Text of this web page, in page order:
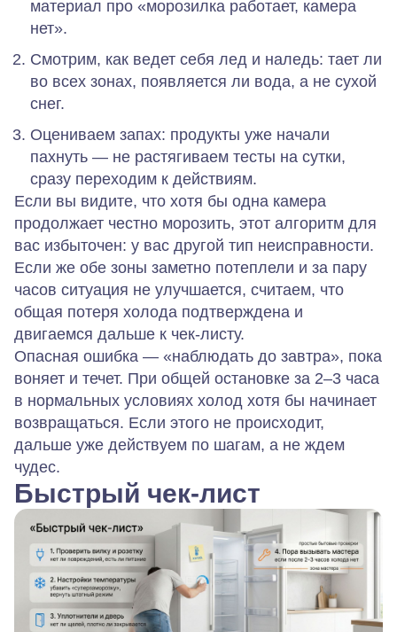
материал про «морозилка работает, камера
нет».
Смотрим, как ведет себя лед и наледь: тает ли
во всех зонах, появляется ли вода, а не сухой
снег.
Оцениваем запах: продукты уже начали
пахнуть — не растягиваем тесты на сутки,
сразу переходим к действиям.
Если вы видите, что хотя бы одна камера
продолжает честно морозить, этот алгоритм для
вас избыточен: у вас другой тип неисправности.
Если же обе зоны заметно потеплели и за пару
часов ситуация не улучшается, считаем, что
общая потеря холода подтверждена и
двигаемся дальше к чек‑листу.
Опасная ошибка — «наблюдать до завтра», пока
воняет и течет. При общей остановке за 2–3 часа
в нормальных условиях холод хотя бы начинает
возвращаться. Если этого не происходит,
дальше уже действуем по шагам, а не ждем
чудес.
Быстрый чек‑лист